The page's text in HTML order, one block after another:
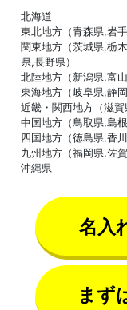
北海道
東北地方（青森県,岩
関東地方（茨城県,栃
県,長野県）
北陸地方（新潟県,富
東海地方（岐阜県,静
近畿・関西地方（滋
中国地方（鳥取県,島
四国地方（徳島県,香
九州地方（福岡県,佐
沖縄県
名入
まず